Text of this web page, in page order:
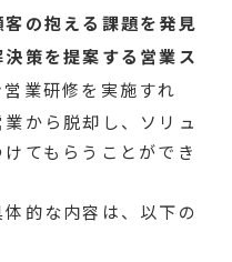
の抱える課題を発見
策を提案する営業ス
業研修を実施すれ
から脱却し、ソリュ
てもらうことができ
的な内容は、以下の